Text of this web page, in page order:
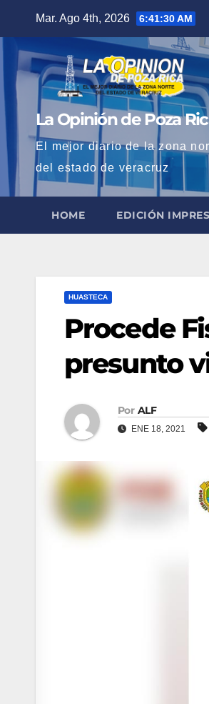
contenido
Mar. Ago 4th, 2026 6:41:32 AM
La Opinión de Poza
El mejor diario de la zona
del estado de veracruz
HOME EDICIÓN
HUASTECA
Procede
presunto
Por ALF
ENE 18, 2021